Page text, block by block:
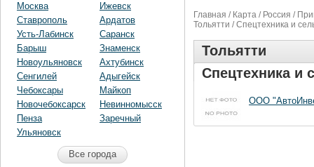
Москва
Ставрополь
Усть-Лабинск
Барыш
Новоульяновск
Сенгилей
Чебоксары
Новочебоксарск
Пенза
Ульяновск
Ижевск
Ардатов
Саранск
Знаменск
Ахтубинск
Адыгейск
Майкоп
Невинномысск
Заречный
Все города
Главная / Карта / Россия /
Тольятти / Спецтехника и
Тольятти
Спецтехника и
ООО